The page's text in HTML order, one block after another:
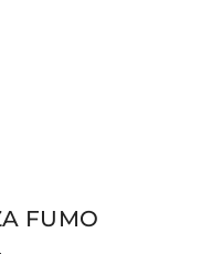
FUMO